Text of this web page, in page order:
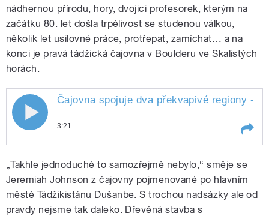
nádhernou přírodu, hory, dvojici profesorek, kterým na
začátku 80. let došla trpělivost se studenou válkou,
několik let usilovné práce, protřepat, zamíchat… a na
konci je pravá tádžická čajovna v Boulderu ve Skalistých
horách.
Čajovna spojuje dva překvapivé regiony -
3:21
regiony - americké Colorado a
středoasijský Tádžikistán. Jak se
pravá orientální čajovna ocitla až na
úpatí Skalistých
„Takhle jednoduché to samozřejmě nebylo,“ směje se
Jeremiah Johnson z čajovny pojmenované po hlavním
městě Tádžikistánu Dušanbe. S trochou nadsázky ale od
pravdy nejsme tak daleko. Dřevěná stavba s